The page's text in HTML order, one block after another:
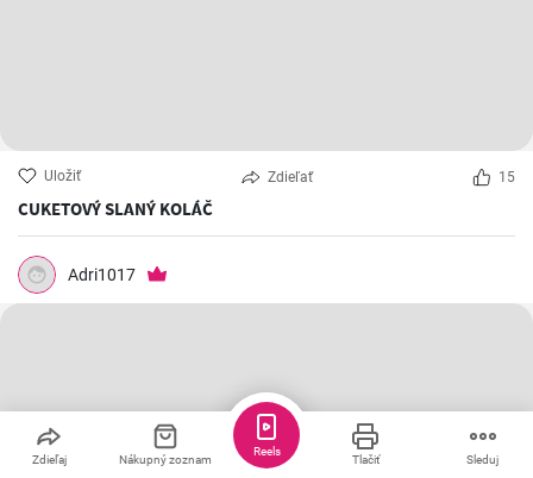
Uložiť Zdieľať 15
CUKETOVÝ SLANÝ KOLÁČ
Adri1017
Zdieľaj Nákupný zoznam Tlačiť Sleduj
Reels